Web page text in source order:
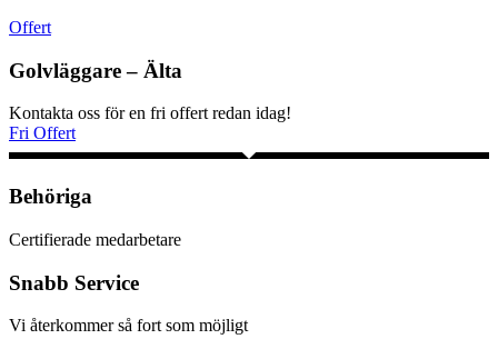
Offert
Golvläggare – Älta
Kontakta oss för en fri offert redan idag!
Fri Offert
Behöriga
Certifierade medarbetare
Snabb Service
Vi återkommer så fort som möjligt